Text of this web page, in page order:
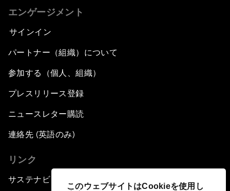
このウェブサイトはCookieを使用し
エンゲージメント
サインイン
パートナー（組織）について
参加する（個人、組織）
プレスリリース登録
ニュースレター購読
連絡先 (英語のみ)
リンク
サステナビリティへの取り組み